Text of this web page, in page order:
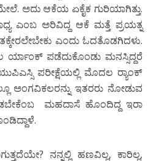
ಅದು ಆಕೆಯ ಏಕೈಕ ಗುರಿಯಾಗಿತ್ತು.
ಎಂಬ ಅರಿವಿದ್ದ ಆಕೆ ಮತ್ತೆ ಪ್ರಯತ್ನ
ಎಂದು ಓದತೊಡಗಿದಳು.
ರ್ಯಾಂಕ್ ಪಡೆದುಕೊಂಡು ಮನಸ್ಸಿದ್ದರೆ
ಪರೀಕ್ಷೆಯಲ್ಲಿ ಮೊದಲ ರ್‍ಯಾಂಕ್
ಅಂಗವಿಕಲರನ್ನು ಇತರರು ನೋಡುವ
ಮಹದಾಸೆ ಹೊಂದಿದ್ದ ಇರಾ
ನನ್ನಲ್ಲಿ ಹಣವಿಲ್ಲ, ಕಾರಿಲ್ಲ,